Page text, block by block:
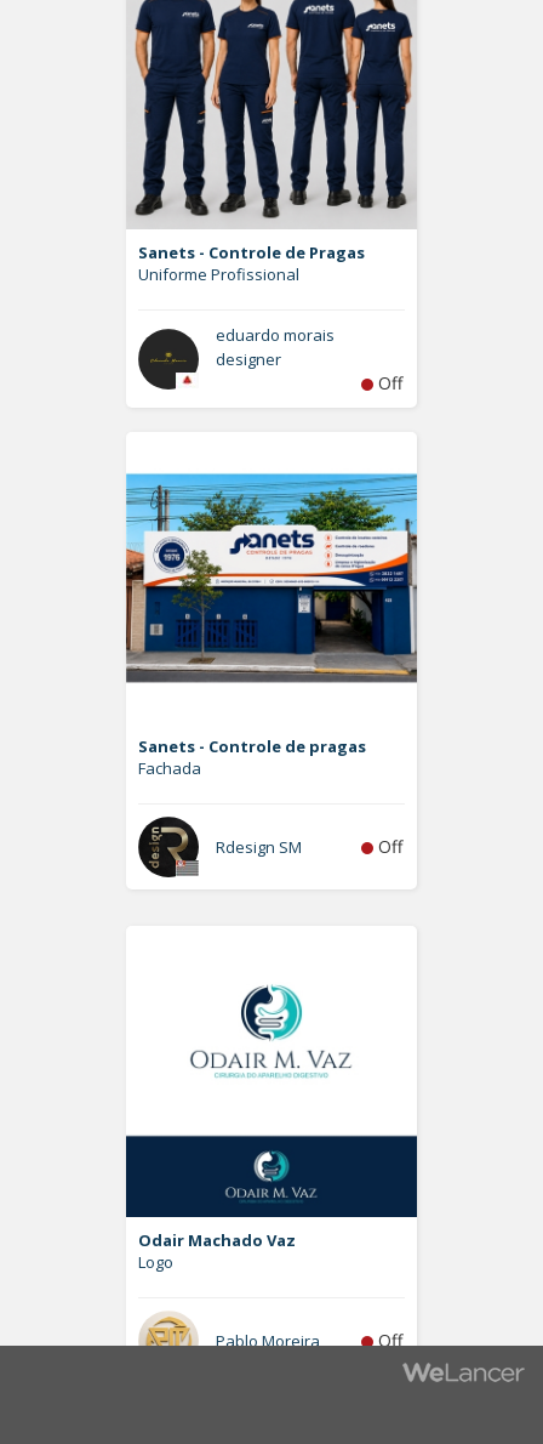
Sanets - Controle de Pragas
Uniforme Profissional
eduardo morais
designer
Off
Sanets - Controle de pragas
Fachada
Rdesign SM Off
Odair Machado Vaz
Logo
Pablo Moreira Off